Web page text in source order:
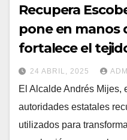
Recupera
pone en manos
fortalece el
24 ABRIL, 2025
El Alcalde Andrés Mijes,
autoridades estatales
utilizados para